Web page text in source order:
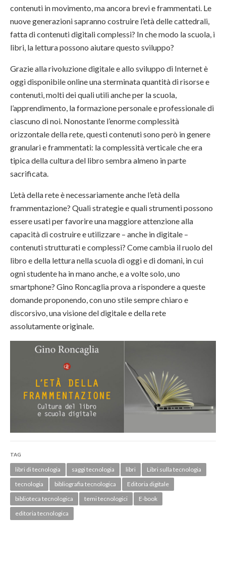
contenuti in movimento, ma ancora brevi e frammentati. Le
nuove generazioni sapranno costruire l’età delle cattedrali,
fatta di contenuti digitali complessi? In che modo la scuola, i
libri, la lettura possono aiutare questo sviluppo?
Grazie alla rivoluzione digitale e allo sviluppo di Internet è
oggi disponibile online una sterminata quantità di risorse e
contenuti, molti dei quali utili anche per la scuola,
l’apprendimento, la formazione personale e professionale di
ciascuno di noi. Nonostante l’enorme complessità
orizzontale della rete, questi contenuti sono però in genere
granulari e frammentati: la complessità verticale che era
tipica della cultura del libro sembra almeno in parte
sacrificata.
L’età della rete è necessariamente anche l’età della
frammentazione? Quali strategie e quali strumenti possono
essere usati per favorire una maggiore attenzione alla
capacità di costruire e utilizzare – anche in digitale –
contenuti strutturati e complessi? Come cambia il ruolo del
libro e della lettura nella scuola di oggi e di domani, in cui
ogni studente ha in mano anche, e a volte solo, uno
smartphone? Gino Roncaglia prova a rispondere a queste
domande proponendo, con uno stile sempre chiaro e
discorsivo, una visione del digitale e della rete
assolutamente originale.
TAG
libri di tecnologia saggi tecnologia libri
Libri sulla tecnologia
tecnologia
bibliografia tecnologica
Editoria digitale
biblioteca tecnologica
temi tecnologici
E-book
editoria tecnologica